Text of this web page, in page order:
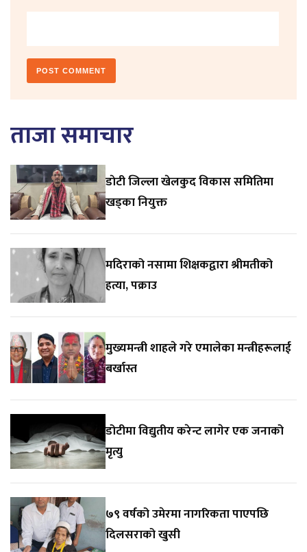
ताजा समाचार
डाेटी जिल्ला खेलकुद विकास समितिमा
खड्का नियुक्त
मदिराको नसामा शिक्षकद्वारा श्रीमतीको
हत्या, पक्राउ
मुख्यमन्त्री शाहले गरे एमालेका मन्त्रीहरूलाई
बर्खास्त
डोटीमा विद्युतीय करेन्ट लागेर एक जनाको
मृत्यु
७९ वर्षको उमेरमा नागरिकता पाएपछि
दिलसराको खुसी